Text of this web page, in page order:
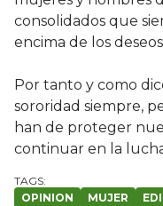
consolidados que
encima de los
Por tanto y como
sororidad siempre,
han de proteger
continuar en la
OPINION MUJER